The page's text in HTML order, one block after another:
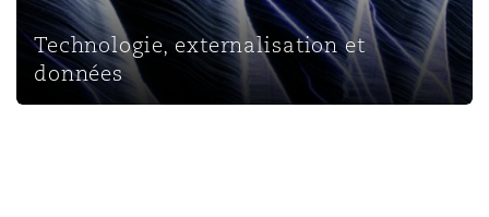
Technologie, externalisation et
données